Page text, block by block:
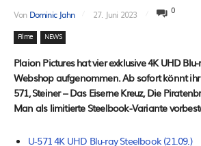
Von Dominic Jahn 27. Juni 2023 0
Filme NEWS
Plaion Pictures hat vier exklusive 4K UHD
Webshop aufgenommen. Ab sofort könnt ihr
571, Steiner – Das Eiserne Kreuz, Die
Man als limitierte Steelbook-Variante
U-571 4K UHD Blu-ray Steelbook (21.09.)